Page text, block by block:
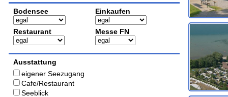
Bodensee Einkaufen
Restaurant Messe FN
Ausstattung
eigener Seezugang
Cafe/Restaurant
Seeblick